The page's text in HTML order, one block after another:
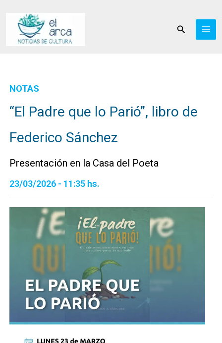
contenido
Buscar
NOTAS
“El Padre que lo Parió”, libro de
Federico Sánchez
Presentación en la Casa del Poeta
23/03/2026 - 11:35 hs.